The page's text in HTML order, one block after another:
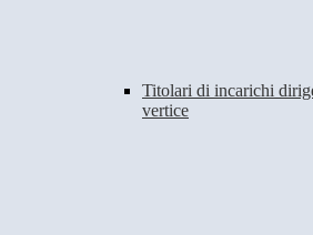
Titolari di incarichi
vertice